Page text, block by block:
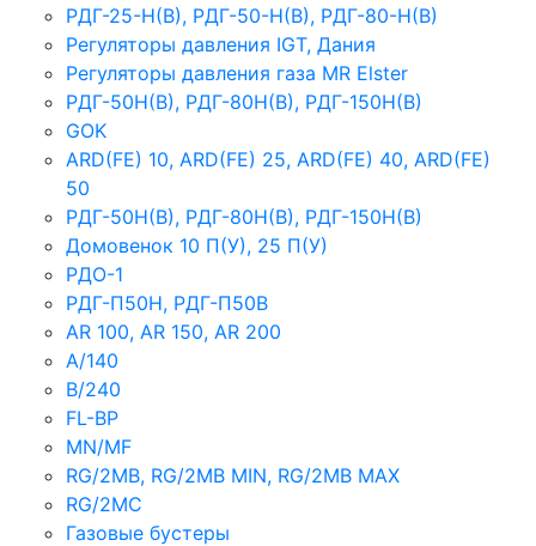
РДГ-25-Н(В), РДГ-50-Н(В), РДГ-80-Н(В)
Регуляторы давления IGT, Дания
Регуляторы давления газа MR Elster
РДГ-50Н(В), РДГ-80Н(В), РДГ-150Н(В)
GOK
ARD(FE) 10, ARD(FE) 25, ARD(FE) 40, ARD(FE)
50
РДГ-50Н(В), РДГ-80Н(В), РДГ-150Н(В)
Домовенок 10 П(У), 25 П(У)
РДО-1
РДГ-П50Н, РДГ-П50В
AR 100, AR 150, AR 200
A/140
B/240
FL-BP
MN/MF
RG/2MB, RG/2MB MIN, RG/2MB MAX
RG/2MC
Газовые бустеры